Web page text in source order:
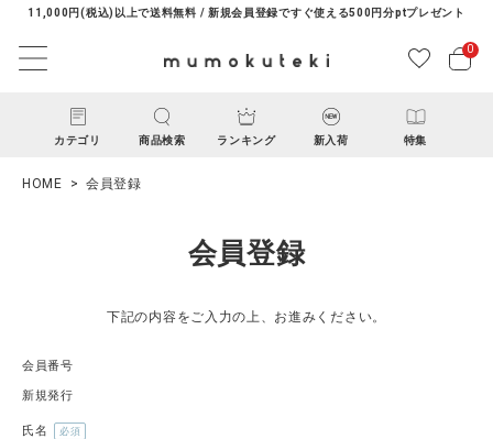
11,000円(税込)以上で送料無料 / 新規会員登録ですぐ使える500円分ptプレゼント
0
カテゴリ 商品検索 ランキング 新入荷 特集
ACCOUNT MENU
ようこそ ゲスト 様
HOME 会員登録
会員登録
下記の内容をご入力の上、お進みください。
会員番号
新規発行
氏名